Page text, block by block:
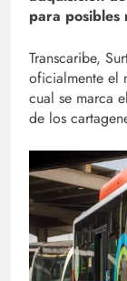
para posibles
Transcaribe,
oficialmente el
cual se marca
de los